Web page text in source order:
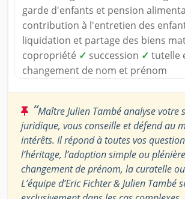
garde d'enfants et pension
contribution à l'entretien des
liquidation et partage des biens
copropriété ✓ succession ✓ tutelle
changement de nom et prénom
“Maître Julien També analyse votre
juridique, vous conseille et défend au
intérêts. Il répond à toutes vos
l’héritage, l’adoption simple ou
changement de prénom, la curatelle
L’équipe d’Eric Fichter & Julien També